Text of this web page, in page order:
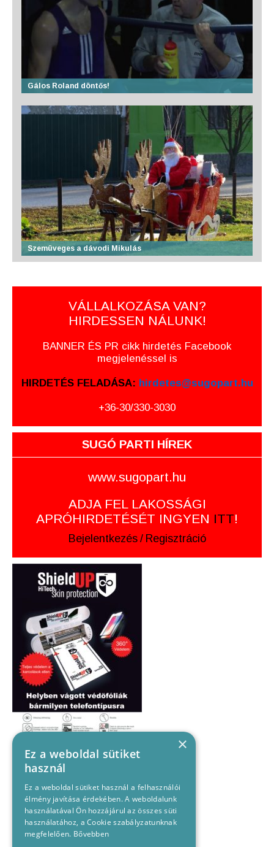
Gálos Roland döntős!
Szemüveges a dávodi Mikulás
VÁLLALKOZÁSA VAN?
HIRDESSEN NÁLUNK!
BANNER ÉS PR cikk hirdetés Facebook
megjelenéssel is
HIRDETÉS FELADÁSA: hirdetes@sugopart.hu
+36-30/330-3030
SUGÓ PARTI HÍREK
www.sugopart.hu
ADJA FEL LAKOSSÁGI
APRÓHIRDETÉSÉT INGYEN ITT!
Bejelentkezés / Regisztráció
×
Ez a weboldal sütiket
használ
Ez a weboldal sütiket használ a felhasználói
élmény javítása érdekében. A weboldalunk
használatával Ön hozzájárul az összes süti
használatához, a Cookie szabályzatunknak
megfelelően. Bővebben